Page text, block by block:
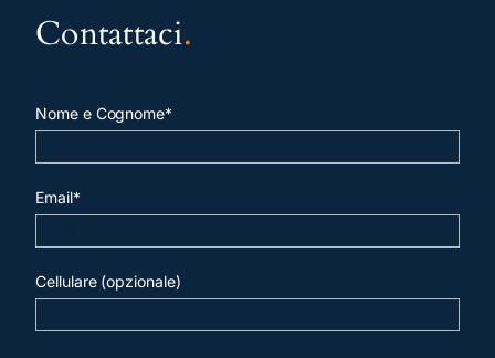
Contattaci.
Nome e Cognome*
Email*
Cellulare (opzionale)